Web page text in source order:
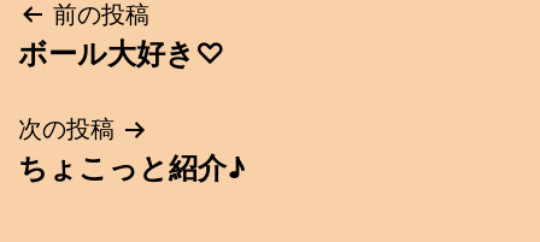
投
稿
ナ
ビ
前の投稿
ボール大好き♡
次の投稿
ちょこっと紹介♪